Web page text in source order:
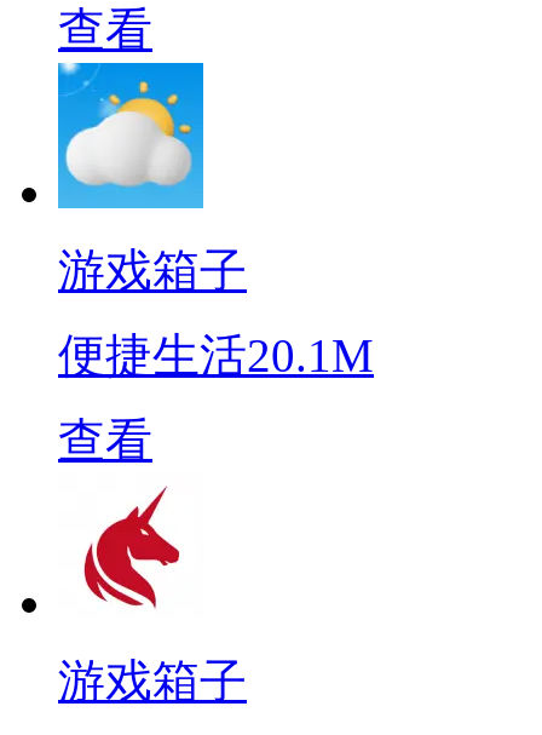
查看
游戏箱子
便捷生活20.1M
查看
游戏箱子